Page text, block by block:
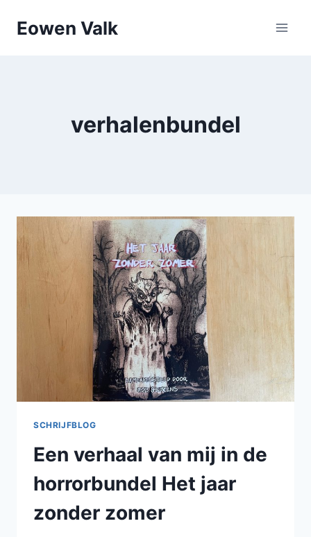
naarEowen Valk
verhalenbundel
SCHRIJFBLOG
Een verhaal van mij in de
horrorbundel Het jaar
zonder zomer